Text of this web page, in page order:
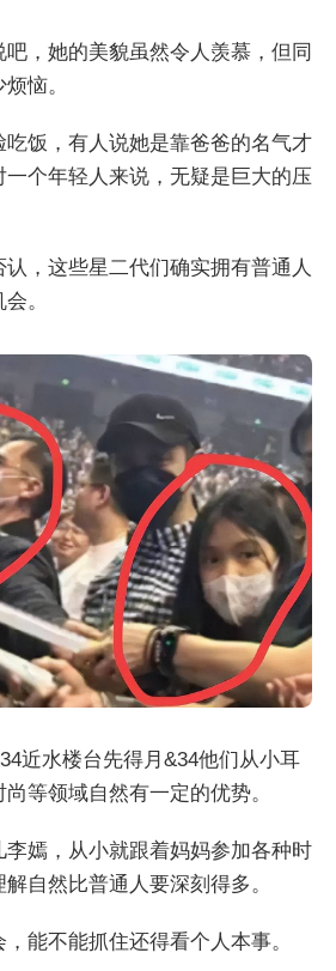
，她的美貌虽然令人羡慕，但同
恼。
吃饭，有人说她是靠爸爸的名气才
个年轻人来说，无疑是巨大的压
，这些星二代们确实拥有普通人
。
近水楼台先得月&34他们从小耳
等领域自然有一定的优势。
李嫣，从小就跟着妈妈参加各种时
自然比普通人要深刻得多。
能不能抓住还得看个人本事。